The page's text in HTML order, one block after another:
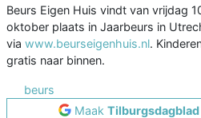
Beurs Eigen Huis vindt van vrijdag
oktober plaats in Jaarbeurs in
via www.beurseigenhuis.nl.
gratis naar binnen.
beurs
Maak Tilburgsdagblad